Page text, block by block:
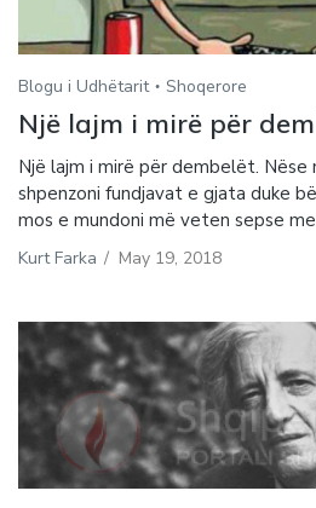
Blogu i Udhëtarit Shoqerore
Një lajm i mirë për
Një lajm i mirë për dembelët. Nëse
shpenzoni fundjavat e gjata duke
mos e mundoni më veten sepse
Kurt Farka / May 19, 2018